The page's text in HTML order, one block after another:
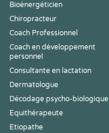
Bioénergéticien
Chiropracteur
Coach Professionnel
Coach en développement
personnel
Consultante en lactation
Dermatologue
Décodage psycho-biologique
Equithérapeute
Etiopathe